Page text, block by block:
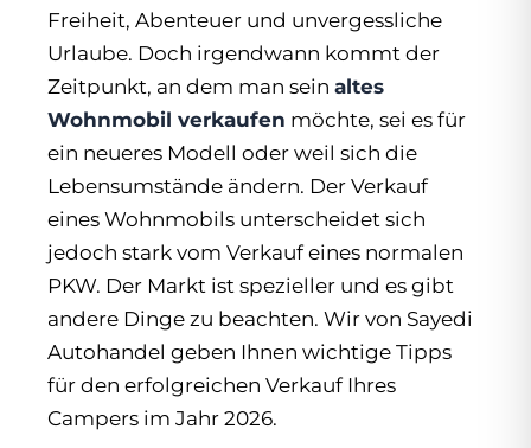
Freiheit, Abenteuer und unvergessliche
Urlaube. Doch irgendwann kommt der
Zeitpunkt, an dem man sein altes
Wohnmobil verkaufen möchte, sei es für
ein neueres Modell oder weil sich die
Lebensumstände ändern. Der Verkauf
eines Wohnmobils unterscheidet sich
jedoch stark vom Verkauf eines normalen
PKW. Der Markt ist spezieller und es gibt
andere Dinge zu beachten. Wir von Sayedi
Autohandel geben Ihnen wichtige Tipps
für den erfolgreichen Verkauf Ihres
Campers im Jahr 2026.